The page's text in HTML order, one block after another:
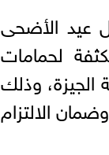
عيد الأضحى
لحمامات
الجيزة، وذلك
الالتزام